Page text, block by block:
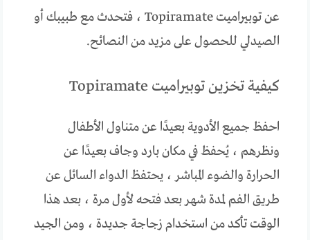
عن توبيراميت Topiramate ، فتحدث مع طبيبك أو
الصيدلي للحصول على مزيد من النصائح.
كيفية تخزين توبيراميت Topiramate
احفظ جميع الأدوية بعيدًا عن متناول الأطفال
ونظرهم ، يُحفظ في مكان بارد وجاف بعيدًا عن
الحرارة والضوء المباشر ، يحتفظ الدواء السائل عن
طريق الفم لمدة شهر بعد فتحه لأول مرة ، بعد هذا
الوقت تأكد من استخدام زجاجة جديدة ، ومن الجيد